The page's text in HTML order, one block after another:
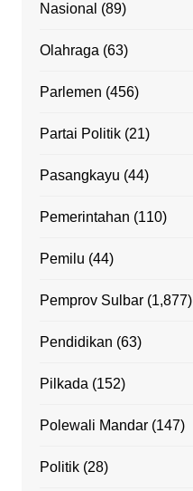
Nasional (89)
Olahraga (63)
Parlemen (456)
Partai Politik(21)
Pasangkayu (44)
Pemerintahan (110)
Pemilu (44)
Pemprov Sulbar(1,877)
Pendidikan (63)
Pilkada (152)
Polewali Mandar(147)
Politik(28)